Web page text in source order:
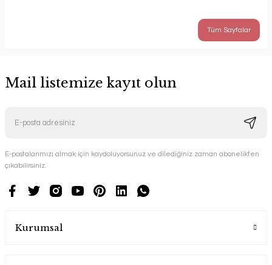
Tüm Sayfalar
Mail listemize kayıt olun
E-postalarımızı almak için kaydoluyorsunuz ve dilediğiniz zaman abonelikten
çıkabilirsiniz.
Kurumsal